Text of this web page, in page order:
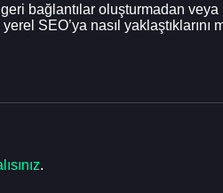
bağlantılar oluşturmadan
SEO’ya nasıl yaklaştıklarını
.